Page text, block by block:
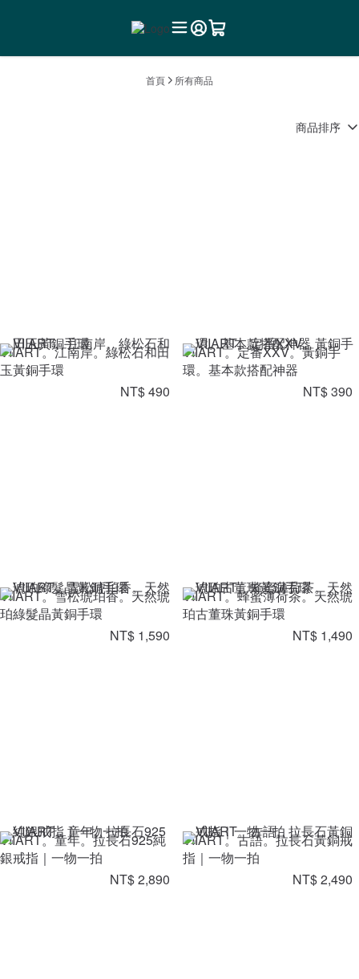
首頁 所有商品
商品排序
VIIART。江南岸。綠松石和田
玉黃銅手環
NT$ 490
VIIART。定番XXV。黃銅手
環。基本款搭配神器
NT$ 390
VIIART。雪松琥珀香。天然琥
珀綠髮晶黃銅手環
NT$ 1,590
VIIART。蜂蜜薄荷茶。天然琥
珀古董珠黃銅手環
NT$ 1,490
VIIART。童年。拉長石925純
銀戒指｜一物一拍
NT$ 2,890
VIIART。古語。拉長石黃銅戒
指｜一物一拍
NT$ 2,490